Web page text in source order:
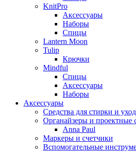
KnitPro
Аксессуары
Наборы
Спицы
Lantern Moon
Tulip
Крючки
Mindful
Спицы
Аксессуары
Наборы
Аксессуары
Средства для стирки и
Органайзеры и проектные
Anna Paul
Маркеры и счетчики
Вспомогательные